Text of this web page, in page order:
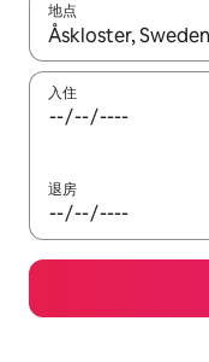
地点
如有搜索结果，请使
入住
退房